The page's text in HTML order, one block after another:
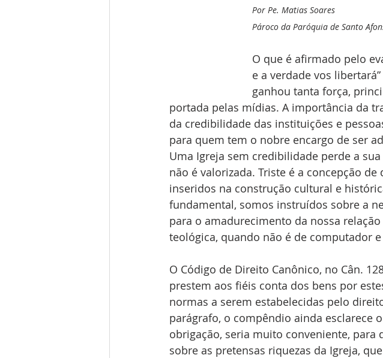
Por Pe. Matias Soares
Pároco da Paróquia de Santo
O que é afirmado pelo
e a verdade vos
ganhou tanta força,
portada pelas mídias. A importância da
da credibilidade das instituições e
para quem tem o nobre encargo de ser
Uma Igreja sem credibilidade perde a
não é valorizada. Triste é a concepção
inseridos na construção cultural e
fundamental, somos instruídos sobre a
para o amadurecimento da nossa
teológica, quando não é de computador
O Código de Direito Canônico, no Cân.
prestem aos fiéis conta dos bens por
normas a serem estabelecidas pelo
parágrafo, o compêndio ainda esclarece
obrigação, seria muito conveniente, para
sobre as pretensas riquezas da Igreja,